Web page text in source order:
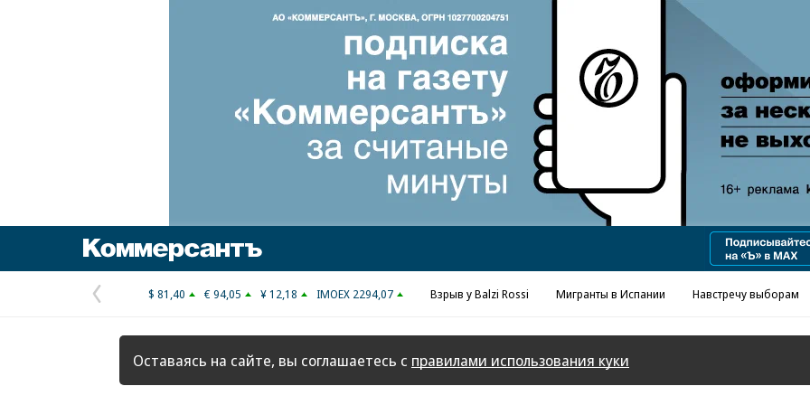
Реклама в «Ъ» www.kommersant.ru/ad
Предыдущая
страница
$ 81,40 € 94,05 ¥ 12,18 IMOEX 2294,07 Взрыв у Balzi Rossi Мигранты в Испании Навстречу выборам
Оставаясь на сайте, вы соглашаетесь с правилами использования куки